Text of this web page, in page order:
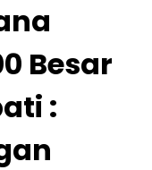
Besar
: